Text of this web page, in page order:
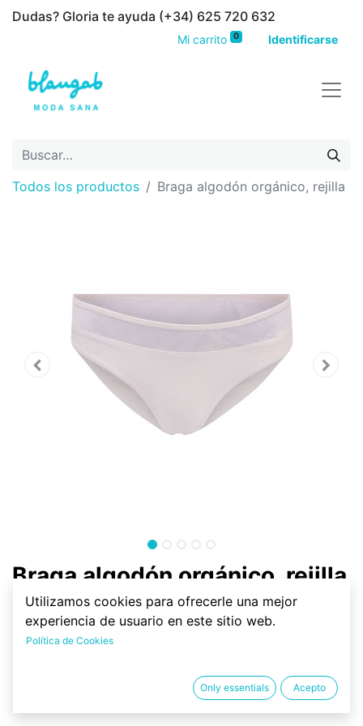
Dudas? Gloria te ayuda (+34) 625 720 632
Mi carrito 0 Identificarse
Todos los productos Braga algodón orgánico, rejilla
Braga algodón orgánico, rejilla
Braga de 92% de algodón orgánico y 8% de elastano.
Con rejilla elástica, decorativa y semitransparente en
la parte superior. Ropa interior ecológica certificada,
Utilizamos cookies para ofrecerle una mejor
experiencia de usuario en este sitio web.
Política de Cookies
Only essentials Acepto